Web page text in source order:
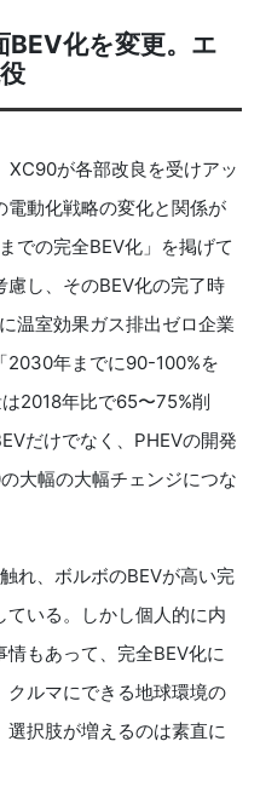
化を変更。エ
が各部改良を受けアッ
電動化戦略の変化と関係が
での完全BEV化」を掲げて
し、そのBEV化の完了時
温室効果ガス排出ゼロ企業
2030年までに90-100%を
2018年比で65〜75%削
だけでなく、PHEVの開発
大幅の大幅チェンジにつな
れ、ボルボのBEVが高い完
いる。しかし個人的に内
もあって、完全BEV化に
クルマにできる地球環境の
択肢が増えるのは素直に